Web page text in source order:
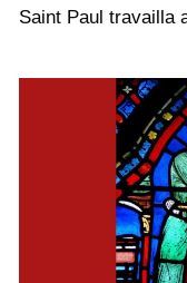
Saint Paul travailla